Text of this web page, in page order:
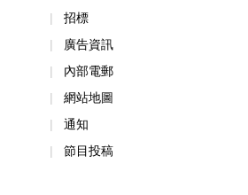
招標
廣告資訊
內部電郵
網站地圖
通知
節目投稿